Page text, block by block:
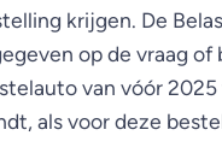
krijgen. De
op de vraag of
van vóór
als voor deze